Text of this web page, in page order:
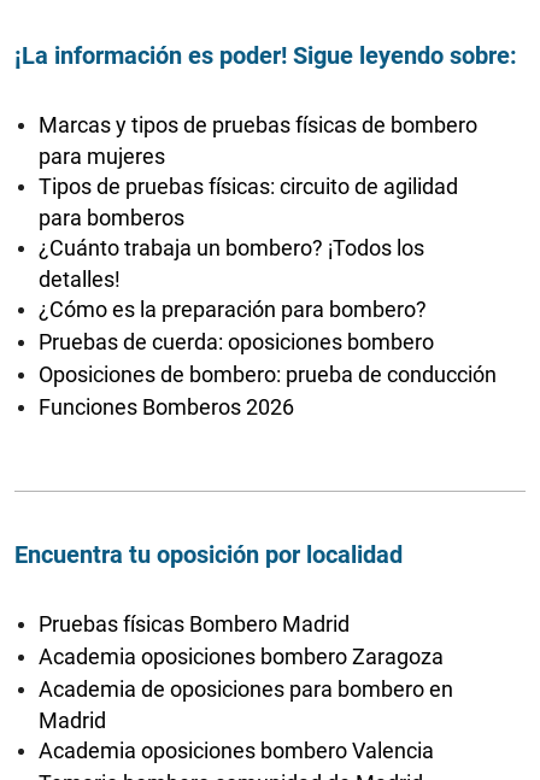
¡La información es poder! Sigue leyendo sobre:
Marcas y tipos de pruebas físicas de bombero
para mujeres
Tipos de pruebas físicas: circuito de agilidad
para bomberos
¿Cuánto trabaja un bombero? ¡Todos los
detalles!
¿Cómo es la preparación para bombero?
Pruebas de cuerda: oposiciones bombero
Oposiciones de bombero: prueba de conducción
Funciones Bomberos 2026
Encuentra tu oposición por localidad
Pruebas físicas Bombero Madrid
Academia oposiciones bombero Zaragoza
Academia de oposiciones para bombero en
Madrid
Academia oposiciones bombero Valencia